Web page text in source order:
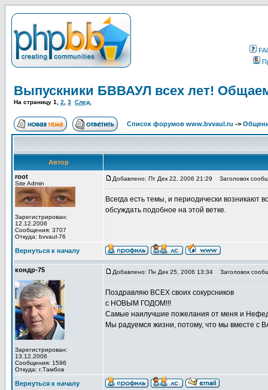
Выпускники БВВАУЛ всех лет!
На страницу 1 2 3 След.
Список форумов www.bvvaul.ru ->
Автор
root
Site Admin
Зарегистрирован:
12.12.2006
Сообщения: 3707
Откуда: bvvaul-76
Добавлено: Пт Дек 22, 2006 21:29 Заголовок
Всегда есть темы, и периодически возникают
обсуждать подобное на этой ветке.
Вернуться к началу
кондр-75
Зарегистрирован:
13.12.2006
Сообщения: 1596
Откуда: г.Тамбов
Добавлено: Пн Дек 25, 2006 13:34 Заголовок
Поздравляю ВСЕХ своих сокурсников
с НОВЫМ ГОДОМ!!!
Самые наилучшие пожелания от меня и
Мы радуемся жизни, потому, что мы вместе с
Вернуться к началу